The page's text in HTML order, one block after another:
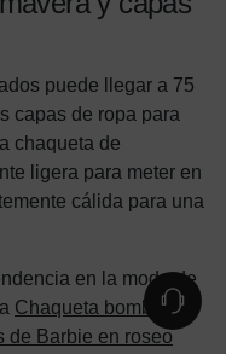
puede llegar a 75
capas de ropa para
chaqueta de
ligera para meter en
cálida para una
en la moda de
Chaqueta bomber
de Barbie en roseo